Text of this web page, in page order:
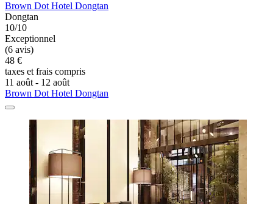
Brown Dot Hotel Dongtan
Dongtan
10/10
Exceptionnel
(6 avis)
48 €
taxes et frais compris
11 août - 12 août
Brown Dot Hotel Dongtan